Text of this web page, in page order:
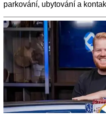
parkování, ubytování a